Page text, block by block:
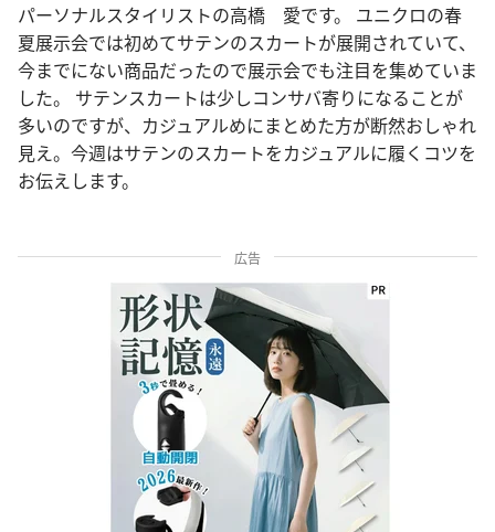
パーソナルスタイリストの高橋 愛です。 ユニクロの春
夏展示会では初めてサテンのスカートが展開されていて、
今までにない商品だったので展示会でも注目を集めていま
した。 サテンスカートは少しコンサバ寄りになることが
多いのですが、カジュアルめにまとめた方が断然おしゃれ
見え。今週はサテンのスカートをカジュアルに履くコツを
お伝えします。
広告